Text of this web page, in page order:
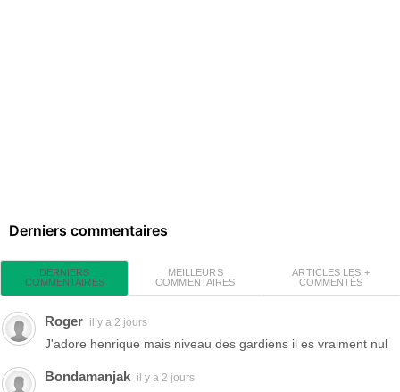
Derniers commentaires
DERNIERS
COMMENTAIRES
MEILLEURS
COMMENTAIRES
ARTICLES LES +
COMMENTÉS
Roger il y a 2 jours
J'adore henrique mais niveau des gardiens il es vraiment nul
Bondamanjak il y a 2 jours